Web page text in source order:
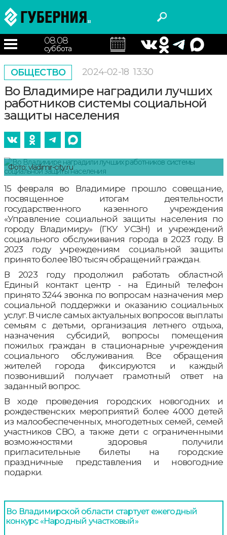
08.08
суббота
ОБЩЕСТВО 2024-02-18 13:30
Во Владимире наградили лучших
работников системы социальной
защиты населения
Фото: vladimir-city.ru
15 февраля во Владимире прошло совещание,
посвященное итогам деятельности
государственного казенного учреждения
«Управление социальной защиты населения по
городу Владимиру» (ГКУ УСЗН) и учреждений
социального обслуживания города в 2023 году. В
2023 году учреждениям социальной защиты
принято более 180 тысяч обращений граждан.
В 2023 году продолжил работать областной
Единый контакт центр - на Единый телефон
принято 3244 звонка по вопросам назначения мер
социальной поддержки и оказанию социальных
услуг. В числе самых актуальных вопросов: выплаты
семьям с детьми, организация летнего отдыха,
назначения субсидий, вопросы помещения
пожилых граждан в стационарные учреждения
социального обслуживания. Все обращения
жителей города фиксируются и каждый
позвонивший получает грамотный ответ на
заданный вопрос.
В ходе проведения городских новогодних и
рождественских мероприятий более 4000 детей
из малообеспеченных, многодетных семей, семей
участников СВО, а также дети с ограниченными
возможностями здоровья получили
пригласительные билеты на городские
праздничные представления и новогодние
подарки.
Во Владимирской области стартует ежегодный
конкурс «Народный участковый»